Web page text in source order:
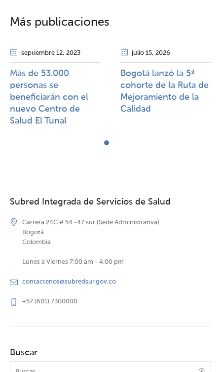
Más publicaciones
septiembre 12, 2023
Más de 53.000
personas se
beneficiarán con el
nuevo Centro de
Salud El Tunal
julio 15, 2026
Bogotá lanzó la 5ª
cohorte de la Ruta de
Mejoramiento de la
Calidad​​
Subred Integrada de Servicios de Salud
Carrera 24C # 54 -47 sur (Sede Administrativa)
Bogotá
Colombia
Lunes a Viernes 7:00 am - 4:00 pm
contactenos@subredsur.gov.co
+57 (601) 7300000
Buscar